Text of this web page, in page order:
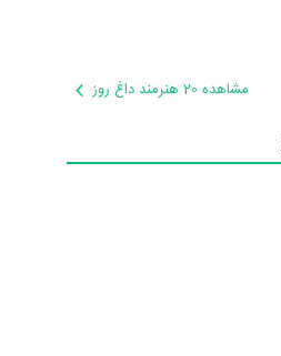
مشاهده 20 هنرمند داغ روز